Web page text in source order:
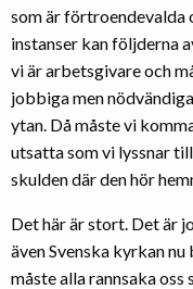
som är förtroendevalda
instanser kan följderna
vi är arbetsgivare och
jobbiga men
ytan. Då måste vi
utsatta som vi lyssnar
skulden där den hör
Det här är stort. Det är
även Svenska kyrkan
måste alla rannsaka